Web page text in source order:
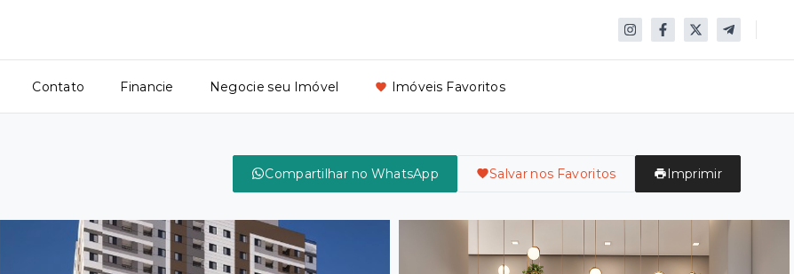
Contato Financie Negocie seu Imóvel Imóveis Favoritos
Compartilhar no WhatsApp Salvar nos Favoritos Imprimir